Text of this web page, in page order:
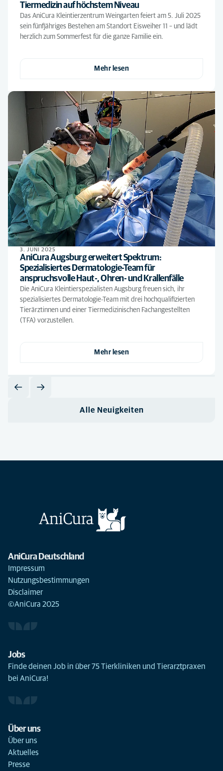
Tiermedizin auf höchstem Niveau
Das AniCura Kleintierzentrum Weingarten feiert am 5. Juli 2025
sein fünfjähriges Bestehen am Standort Eisweiher 11 – und lädt
herzlich zum Sommerfest für die ganze Familie ein.
Mehr lesen
3. JUNI 2025
AniCura Augsburg erweitert Spektrum:
Spezialisiertes Dermatologie-Team für
anspruchsvolle Haut-, Ohren- und Krallenfälle
Die AniCura Kleintierspezialisten Augsburg freuen sich, ihr
spezialisiertes Dermatologie-Team mit drei hochqualifizierten
Tierärztinnen und einer Tiermedizinischen Fachangestellten
(TFA) vorzustellen.
Mehr lesen
Alle Neuigkeiten
AniCura Deutschland
Impressum
Nutzungsbestimmungen
Disclaimer
©AniCura 2025
Jobs
Finde deinen Job in über 75 Tierkliniken und Tierarztpraxen
bei AniCura!
Über uns
Über uns
Aktuelles
Presse